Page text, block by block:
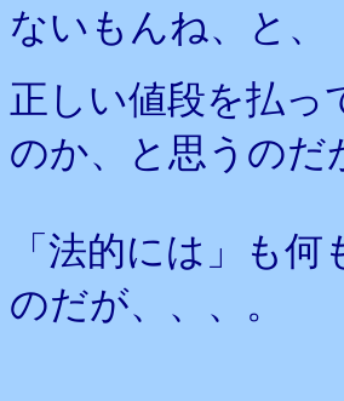
ないもんね、と、
正しい値段を払っ
のか、と思うのだ
「法的には」も
のだが、、、。